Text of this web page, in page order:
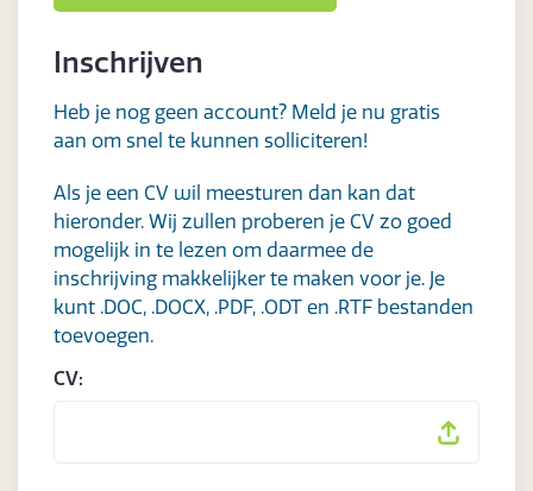
Inschrijven
Heb je nog geen account? Meld je nu gratis
aan om snel te kunnen solliciteren!
Als je een CV wil meesturen dan kan dat
hieronder. Wij zullen proberen je CV zo goed
mogelijk in te lezen om daarmee de
inschrijving makkelijker te maken voor je. Je
kunt .DOC, .DOCX, .PDF, .ODT en .RTF bestanden
toevoegen.
CV: